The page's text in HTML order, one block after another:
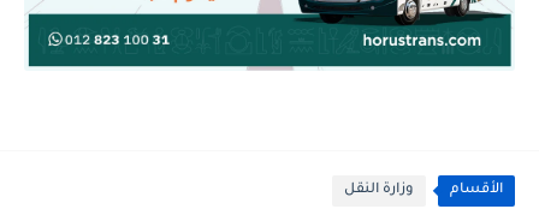
الأقسام وزارة النقل